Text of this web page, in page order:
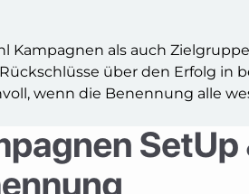
Kampagnen als auch
über den Erfolg in
wenn die Benennung alle